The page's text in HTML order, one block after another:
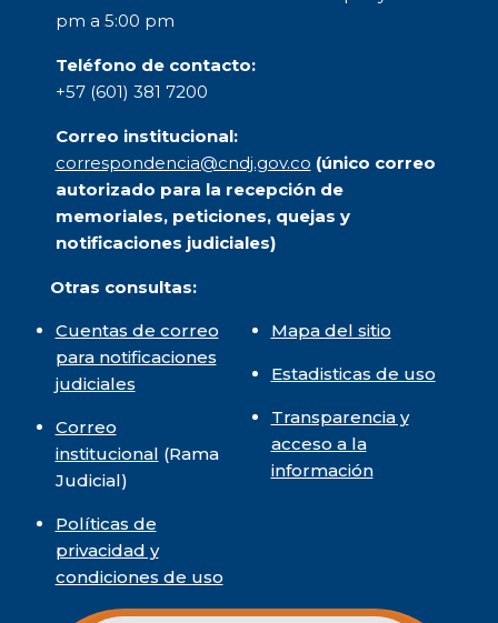
pm a 5:00 pm
Teléfono de contacto:
+57 (601) 381 7200
Correo institucional:
correspondencia@cndj.gov.co (único correo
autorizado para la recepción de
memoriales, peticiones, quejas y
notificaciones judiciales)
Otras consultas:
Cuentas de correo
para notificaciones
judiciales
Correo
institucional (Rama
Judicial)
Políticas de
privacidad y
condiciones de uso
Mapa del sitio
Estadisticas de uso
Transparencia y
acceso a la
información